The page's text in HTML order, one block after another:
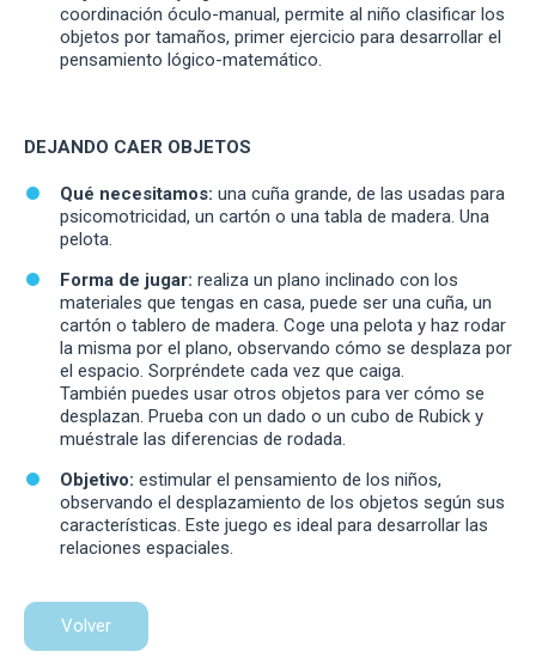
coordinación óculo-manual, permite al niño clasificar los
objetos por tamaños, primer ejercicio para desarrollar el
pensamiento lógico-matemático.
DEJANDO CAER OBJETOS
Qué necesitamos: una cuña grande, de las usadas para
psicomotricidad, un cartón o una tabla de madera. Una
pelota.
Forma de jugar: realiza un plano inclinado con los
materiales que tengas en casa, puede ser una cuña, un
cartón o tablero de madera. Coge una pelota y haz rodar
la misma por el plano, observando cómo se desplaza por
el espacio. Sorpréndete cada vez que caiga.
También puedes usar otros objetos para ver cómo se
desplazan. Prueba con un dado o un cubo de Rubick y
muéstrale las diferencias de rodada.
Objetivo: estimular el pensamiento de los niños,
observando el desplazamiento de los objetos según sus
características. Este juego es ideal para desarrollar las
relaciones espaciales.
Volver